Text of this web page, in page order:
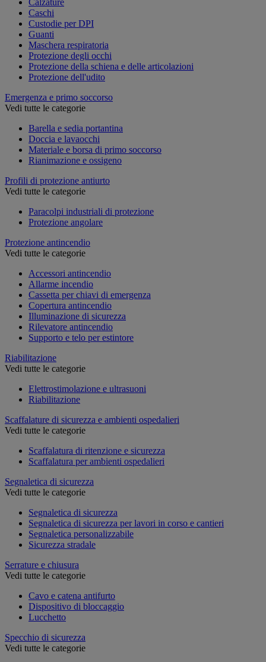
Caschi
Custodie per DPI
Guanti
Maschera respiratoria
Protezione degli occhi
Protezione della schiena e delle articolazioni
Protezione dell'udito
Emergenza e primo soccorso
Vedi tutte le categorie
Barella e sedia portantina
Doccia e lavaocchi
Materiale e borsa di primo soccorso
Rianimazione e ossigeno
Profili di protezione antiurto
Vedi tutte le categorie
Paracolpi industriali di protezione
Protezione angolare
Protezione antincendio
Vedi tutte le categorie
Accessori antincendio
Allarme incendio
Cassetta per chiavi di emergenza
Copertura antincendio
Illuminazione di sicurezza
Rilevatore antincendio
Supporto e telo per estintore
Riabilitazione
Vedi tutte le categorie
Elettrostimolazione e ultrasuoni
Riabilitazione
Scaffalature di sicurezza e ambienti ospedalieri
Vedi tutte le categorie
Scaffalatura di ritenzione e sicurezza
Scaffalatura per ambienti ospedalieri
Segnaletica di sicurezza
Vedi tutte le categorie
Segnaletica di sicurezza
Segnaletica di sicurezza per lavori in corso e cantieri
Segnaletica personalizzabile
Sicurezza stradale
Serrature e chiusura
Vedi tutte le categorie
Cavo e catena antifurto
Dispositivo di bloccaggio
Lucchetto
Specchio di sicurezza
Vedi tutte le categorie